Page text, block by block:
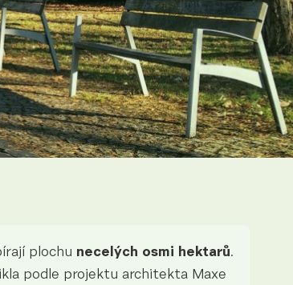
plochu necelých osmi hektarů.
podle projektu architekta Maxe